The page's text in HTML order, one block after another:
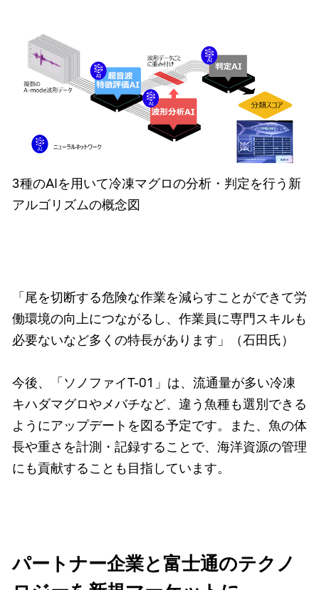
3種のAIを用いて冷凍マグロの分析・判定を行う新
アルゴリズムの概念図
「尾を切断する危険な作業を減らすことができて労
働環境の向上につながるし、作業員に専門スキルも
必要ないなど多くの特長があります」（石田氏）
今後、「ソノファイT-01」は、流通量が多い冷凍
キハダマグロやメバチなど、違う魚種も選別できる
ようにアップデートを図る予定です。また、魚の体
長や重さを計測・記録することで、海洋資源の管理
にも貢献することも目指しています。
パートナー企業と富士通のテクノ